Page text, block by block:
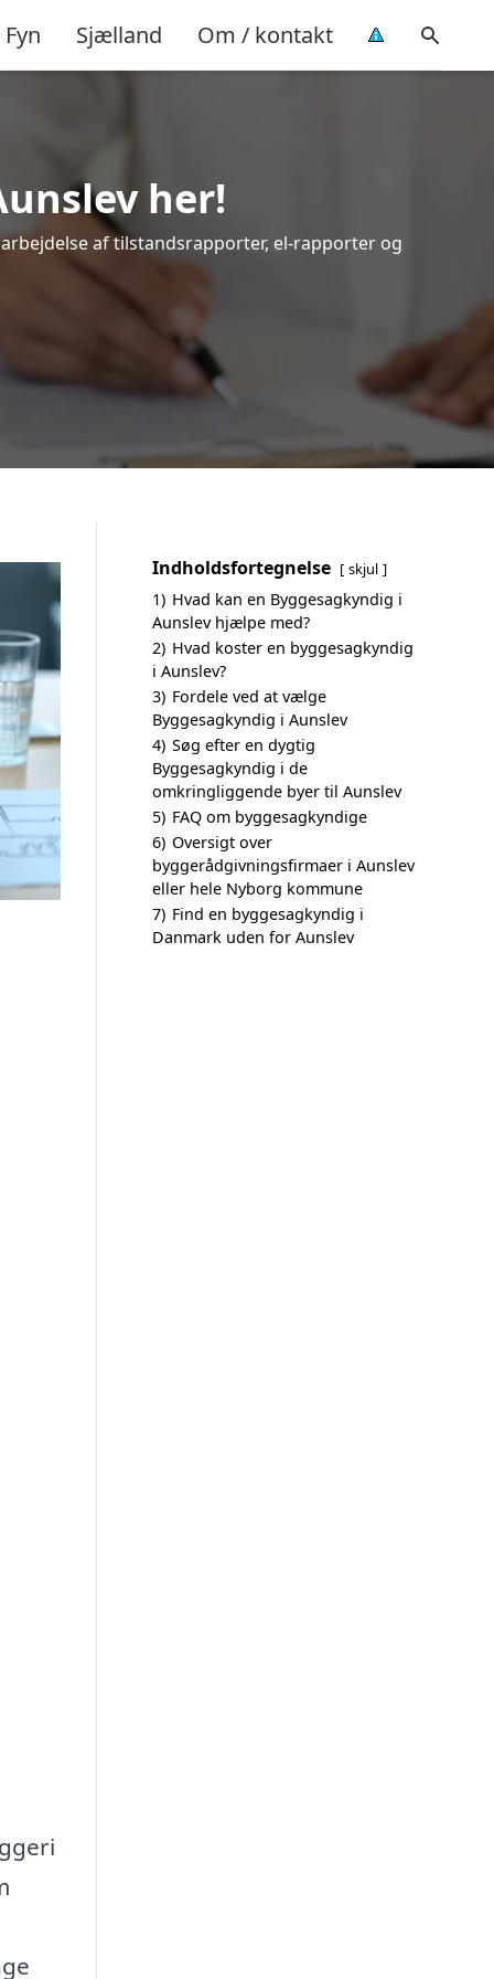
Fyn Sjælland Om / kontakt
her!
af tilstandsrapporter, el-rapporter og
Indholdsfortegnelse skjul
1) Hvad kan en Byggesagkyndig i
Aunslev hjælpe med?
2) Hvad koster en byggesagkyndig
i Aunslev?
3) Fordele ved at vælge
Byggesagkyndig i Aunslev
4) Søg efter en dygtig
Byggesagkyndig i de
omkringliggende byer til Aunslev
5) FAQ om byggesagkyndige
6) Oversigt over
byggerådgivningsfirmaer i Aunslev
eller hele Nyborg kommune
7) Find en byggesagkyndig i
Danmark uden for Aunslev